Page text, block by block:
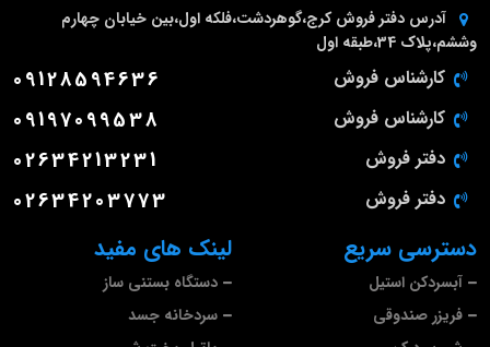
لینک های مفید
دستگاه بستنی ساز
سردخانه جسد
دسترسی سریع
آبسردکن استیل
فریزر صندوقی
آدرس دفتر فروش کرج،گوهردشت،فلکه اول،بین خیابان چهارم
وششم،پلاک 34،طبقه اول
کارشناس فروش 09128594636
کارشناس فروش 09197099538
دفتر فروش 02634213231
دفتر فروش 02634203773